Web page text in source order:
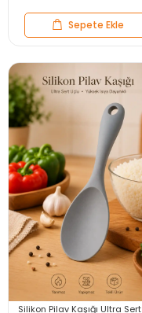
Sepete Ekle
Silikon Pilav Kaşığı Ultra Sert